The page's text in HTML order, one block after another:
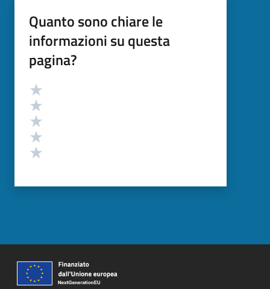
Quanto sono chiare le
informazioni su questa
pagina?
Valutazione